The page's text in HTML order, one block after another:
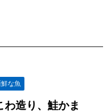
な魚
造り、鮭かま